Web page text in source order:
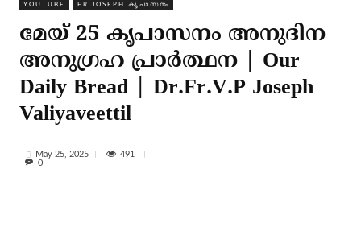
YOUTUBE FR JOSEPH കൃപാസനം
മേയ് 25 കൃപാസനം അനുദിന
അനുഗ്രഹ പ്രാർത്ഥന | Our
Daily Bread | Dr.Fr.V.P Joseph
Valiyaveettil
May 25, 2025
491
0